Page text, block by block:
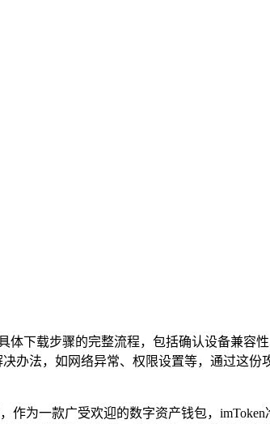
下载步骤的完整流程，包括确认设备兼容性
办法，如网络异常、权限设置等，通过这份
为一款广受欢迎的数字资产钱包，